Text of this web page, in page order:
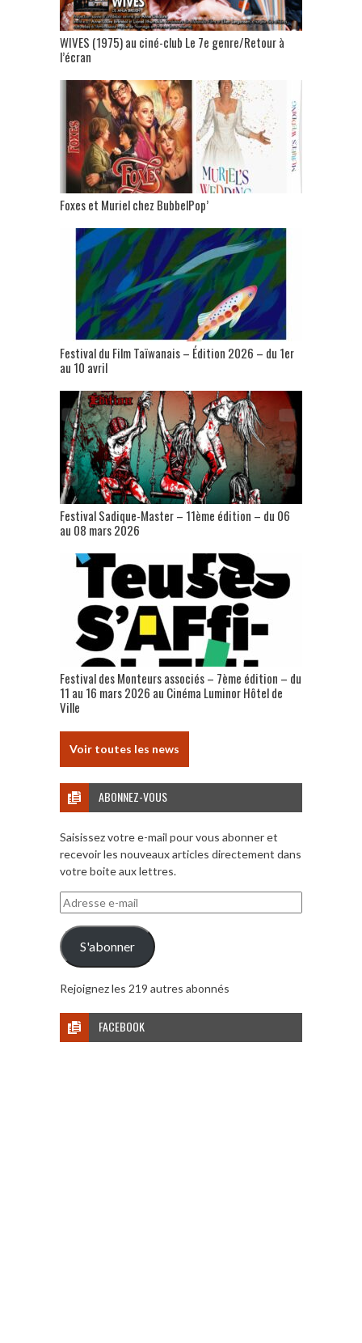
WIVES (1975) au ciné-club Le 7e genre/Retour à
l’écran
Foxes et Muriel chez BubbelPop’
Festival du Film Taïwanais – Édition 2026 – du 1er
au 10 avril
Festival Sadique-Master – 11ème édition – du 06
au 08 mars 2026
Festival des Monteurs associés – 7ème édition – du
11 au 16 mars 2026 au Cinéma Luminor Hôtel de
Ville
Voir toutes les news
ABONNEZ-VOUS
Saisissez votre e-mail pour vous abonner et
recevoir les nouveaux articles directement dans
votre boite aux lettres.
Adresse
e-
mail
S'abonner
Rejoignez les 219 autres abonnés
FACEBOOK